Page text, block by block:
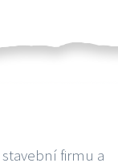
firmu a